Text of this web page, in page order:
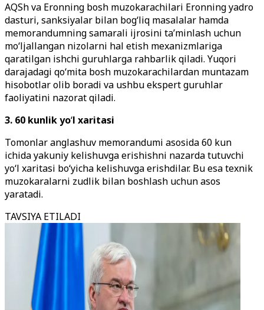
AQSh va Eronning bosh muzokarachilari Eronning yadro
dasturi, sanksiyalar bilan bog‘liq masalalar hamda
memorandumning samarali ijrosini ta’minlash uchun
mo‘ljallangan nizolarni hal etish mexanizmlariga
qaratilgan ishchi guruhlarga rahbarlik qiladi. Yuqori
darajadagi qo‘mita bosh muzokarachilardan muntazam
hisobotlar olib boradi va ushbu ekspert guruhlar
faoliyatini nazorat qiladi.
3. 60 kunlik yo‘l xaritasi
Tomonlar anglashuv memorandumi asosida 60 kun
ichida yakuniy kelishuvga erishishni nazarda tutuvchi
yo‘l xaritasi bo‘yicha kelishuvga erishdilar. Bu esa texnik
muzokaralarni zudlik bilan boshlash uchun asos
yaratadi.
TAVSIYA ETILADI